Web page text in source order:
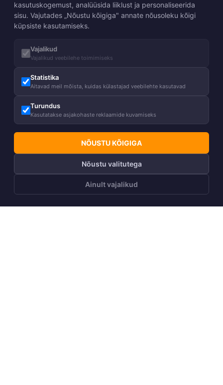
kasutuskogemust, analüüsida liiklust ja personaliseerida
sisu. Vajutades „Nõustu kõigiga" annate nõusoleku kõigi
küpsiste kasutamiseks.
Vajalikud
Vajalikud veebilehe toimimiseks
Statistika
Aitavad meil mõista, kuidas külastajad veebilehte kasutavad
Turundus
Kasutatakse asjakohaste reklaamide kuvamiseks
NÕUSTU KÕIGIGA
Nõustu valitutega
Ainult vajalikud